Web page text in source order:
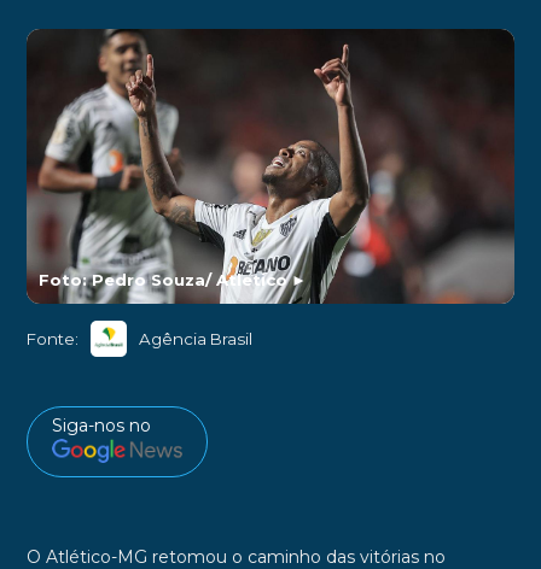
Foto: Pedro Souza/ Atletico►
Fonte: Agência Brasil
Siga-nos no
O Atlético-MG retomou o caminho das vitórias no